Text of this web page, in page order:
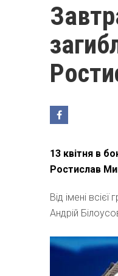
13 квітня в
Ростислав
Від імені
Андрій